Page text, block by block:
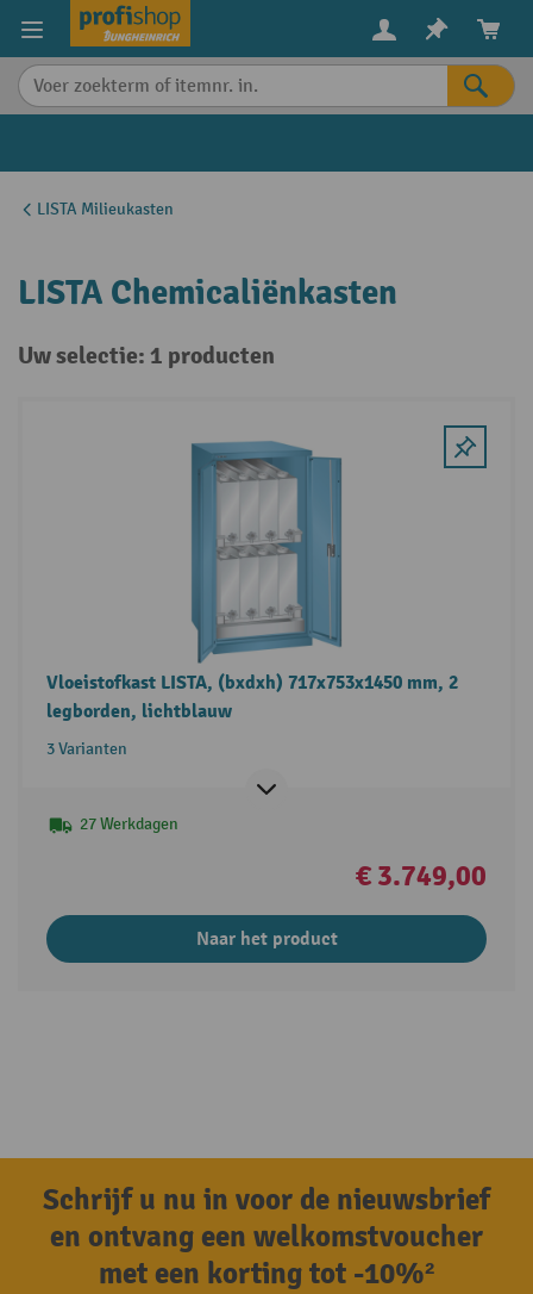
content
LISTA Milieukasten
LISTA Chemicaliënkasten
Uw selectie: 1 producten
Vloeistofkast LISTA, (bxdxh) 717x753x1450 mm, 2
legborden, lichtblauw
3 Varianten
27 Werkdagen
€ 3.749,00
Naar het product
Schrijf u nu in voor de nieuwsbrief
en ontvang een welkomstvoucher
met een korting tot -10%²